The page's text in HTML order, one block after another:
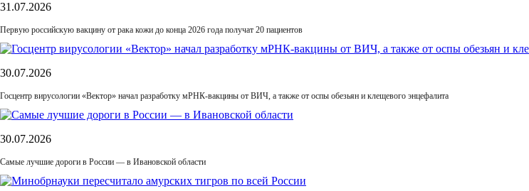
31.07.2026
Первую российскую вакцину от рака кожи до конца 2026 года получат 20 пациентов
30.07.2026
Госцентр вирусологии «Вектор» начал разработку мРНК-вакцины от ВИЧ, а также от оспы обезьян и клещевого энцефалита
30.07.2026
Самые лучшие дороги в России — в Ивановской области